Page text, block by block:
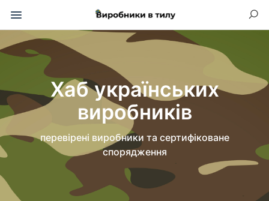
Хаб українських
виробників
перевірені виробники та сертифіковане
спорядження